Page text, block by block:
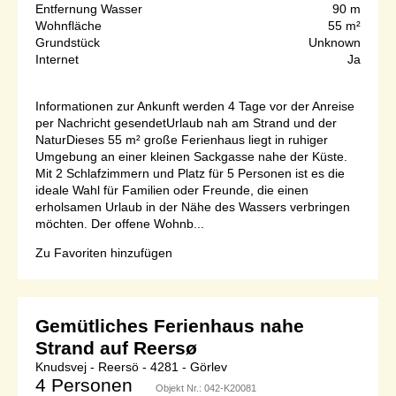
Entfernung Wasser
90 m
Wohnfläche
55 m²
Grundstück
Unknown
Internet
Ja
Informationen zur Ankunft werden 4 Tage vor der Anreise
per Nachricht gesendetUrlaub nah am Strand und der
NaturDieses 55 m² große Ferienhaus liegt in ruhiger
Umgebung an einer kleinen Sackgasse nahe der Küste.
Mit 2 Schlafzimmern und Platz für 5 Personen ist es die
ideale Wahl für Familien oder Freunde, die einen
erholsamen Urlaub in der Nähe des Wassers verbringen
möchten. Der offene Wohnb...
Zu Favoriten hinzufügen
Gemütliches Ferienhaus nahe
Strand auf Reersø
Knudsvej - Reersö - 4281 - Görlev
4 Personen Objekt Nr.: 042-K20081